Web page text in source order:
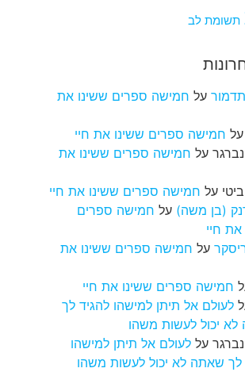
תשומת לב
על חמישה ספרים ששינו את
על חמישה ספרים ששינו את חיי
על חמישה ספרים ששינו את
על חמישה ספרים ששינו את חיי
(בן משה) על חמישה ספרים
את חיי
על חמישה ספרים ששינו את
חמישה ספרים ששינו את חיי
לעולם אל תיתן למישהו להגיד לך
יכול לעשות משהו
על לעולם אל תיתן למישהו
לך שאתה לא יכול לעשות משהו